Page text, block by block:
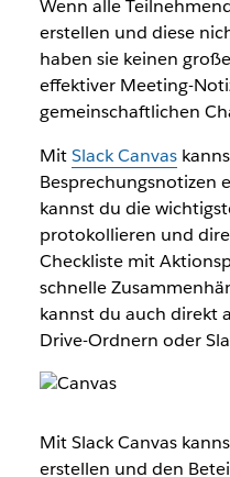
Wenn alle
erstellen und diese
haben sie keinen
effektiver Meeting-
gemeinschaftlichen
MitSlack Canvas
Besprechungsnotizen
kannst du die
protokollieren und
Checkliste mit
schnelle
kannst du auch direkt
Drive-Ordnern oder
Mit Slack Canvas
erstellen und den